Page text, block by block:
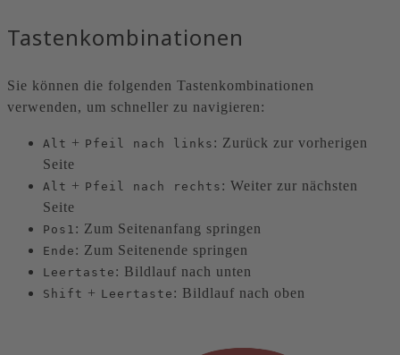
Tastenkombinationen
Sie können die folgenden Tastenkombinationen
verwenden, um schneller zu navigieren:
Alt + Pfeil nach links : Zurück zur vorherigen
Seite
Alt + Pfeil nach rechts : Weiter zur nächsten
Seite
Pos1 : Zum Seitenanfang springen
Ende : Zum Seitenende springen
Leertaste : Bildlauf nach unten
Shift + Leertaste : Bildlauf nach oben